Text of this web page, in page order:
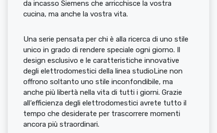
da incasso Siemens che arricchisce la vostra
cucina, ma anche la vostra vita.
Una serie pensata per chi è alla ricerca di uno stile
unico in grado di rendere speciale ogni giorno. Il
design esclusivo e le caratteristiche innovative
degli elettrodomestici della linea studioLine non
offrono soltanto uno stile inconfondibile, ma
anche più libertà nella vita di tutti i giorni. Grazie
all‘efficienza degli elettrodomestici avrete tutto il
tempo che desiderate per trascorrere momenti
ancora più straordinari.